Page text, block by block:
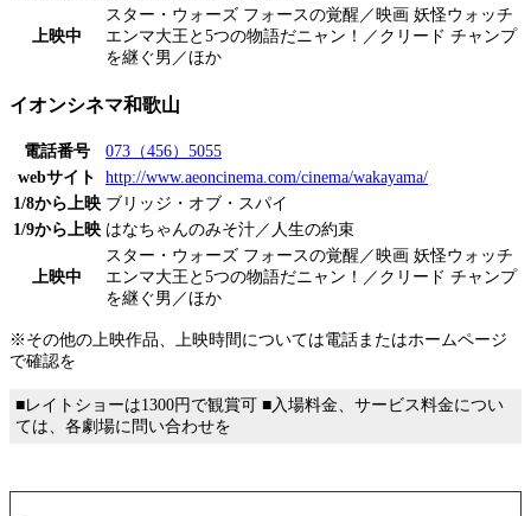
上映中
スター・ウォーズ フォースの覚醒／映画 妖怪ウォッチ
エンマ大王と5つの物語だニャン！／クリード チャンプ
を継ぐ男／ほか
イオンシネマ和歌山
電話番号
073（456）5055
webサイト
http://www.aeoncinema.com/cinema/wakayama/
1/8から上映 ブリッジ・オブ・スパイ
1/9から上映 はなちゃんのみそ汁／人生の約束
上映中
スター・ウォーズ フォースの覚醒／映画 妖怪ウォッチ
エンマ大王と5つの物語だニャン！／クリード チャンプ
を継ぐ男／ほか
※その他の上映作品、上映時間については電話またはホームページ
で確認を
■レイトショーは1300円で観賞可 ■入場料金、サービス料金につい
ては、各劇場に問い合わせを